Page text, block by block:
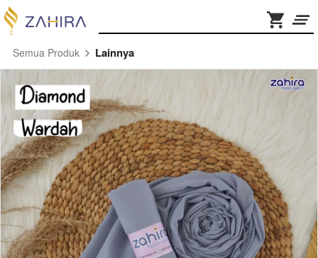
Semua Produk Lainnya